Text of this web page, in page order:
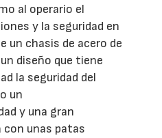
al operario el
y la seguridad en
un chasis de acero de
diseño que tiene
la seguridad del
un
y una gran
con unas patas